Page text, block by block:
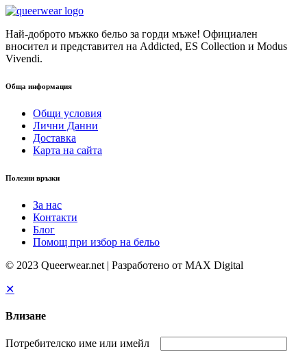
Най-доброто мъжко бельо за горди мъже! Официален
вносител и представител на Addicted, ES Collection и Modus
Vivendi.
Обща информация
Общи условия
Лични Данни
Доставка
Карта на сайта
Полезни връзки
За нас
Контакти
Блог
Помощ при избор на бельо
© 2023 Queerwear.net | Разработено от MAX Digital
✕
Влизане
Потребителско име или имейл